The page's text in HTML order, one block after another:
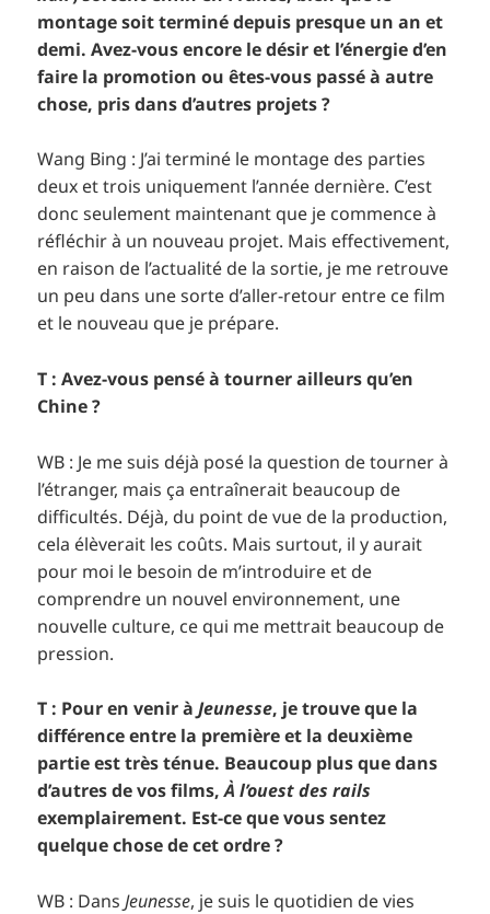
montage soit terminé depuis presque un an et
demi. Avez-vous encore le désir et l’énergie d’en
faire la promotion ou êtes-vous passé à autre
chose, pris dans d’autres projets ?
Wang Bing : J’ai terminé le montage des parties
deux et trois uniquement l’année dernière. C’est
donc seulement maintenant que je commence à
réfléchir à un nouveau projet. Mais effectivement,
en raison de l’actualité de la sortie, je me retrouve
un peu dans une sorte d’aller-retour entre ce film
et le nouveau que je prépare.
T : Avez-vous pensé à tourner ailleurs qu’en
Chine ?
WB : Je me suis déjà posé la question de tourner à
l’étranger, mais ça entraînerait beaucoup de
difficultés. Déjà, du point de vue de la production,
cela élèverait les coûts. Mais surtout, il y aurait
pour moi le besoin de m’introduire et de
comprendre un nouvel environnement, une
nouvelle culture, ce qui me mettrait beaucoup de
pression.
T : Pour en venir àJeunesse, je trouve que la
différence entre la première et la deuxième
partie est très ténue. Beaucoup plus que dans
d’autres de vos films,À l’ouest des rails
exemplairement. Est-ce que vous sentez
quelque chose de cet ordre ?
WB : DansJeunesse, je suis le quotidien de vies